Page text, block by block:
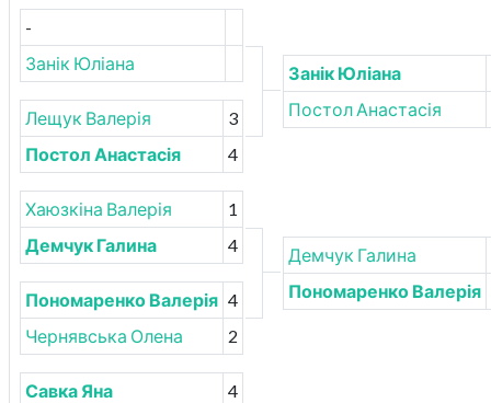
-
Занік Юліана
Лещук Валерія
3
Постол Анастасія
4
Хаюзкіна Валерія
1
Демчук Галина
4
Пономаренко Валерія 4
Чернявська Олена
2
Савка Яна
4
Занік Юліана
Постол Анастасія
Демчук Галина
Пономаренко Валерія